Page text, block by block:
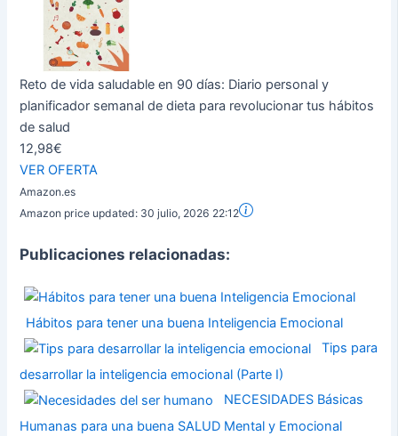
Reto de vida saludable en 90 días: Diario personal y
planificador semanal de dieta para revolucionar tus hábitos
de salud
12,98€
VER OFERTA
Amazon.es
Amazon price updated: 30 julio, 2026 22:12
Publicaciones relacionadas:
Hábitos para tener una buena Inteligencia Emocional
Tips para
desarrollar la inteligencia emocional (Parte I)
NECESIDADES Básicas
Humanas para una buena SALUD Mental y Emocional